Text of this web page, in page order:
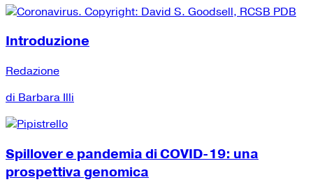
Introduzione
Redazione
di Barbara Illi
Spillover e pandemia di COVID-19: una
prospettiva genomica